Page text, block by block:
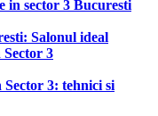
in sector 3 Bucuresti
Salonul ideal
3
Sector 3: tehnici si